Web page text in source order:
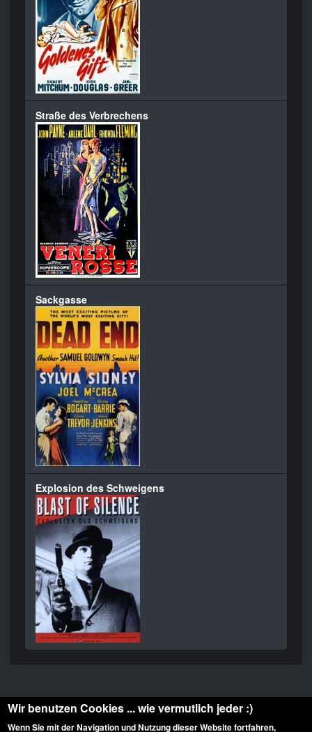
Straße des Verbrechens
Sackgasse
Explosion des Schweigens
Wir benutzen Cookies ... wie vermutlich jeder :)
Wenn Sie mit der Navigation und Nutzung dieser Website fortfahren,